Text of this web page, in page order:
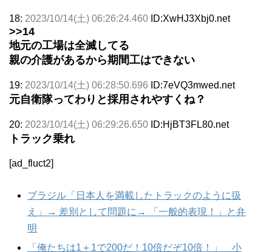
18: 2023/10/14(土) 06:26:24.460 ID:XwHJ3Xbj0.net
>>14
地元の工場は全滅してる
親の介護があるから期間工はできない
19: 2023/10/14(土) 06:28:50.696 ID:7eVQ3mwed.net
元自衛隊ってわりと採用されやすくね？
20: 2023/10/14(土) 06:29:26.650 ID:HjBT3FL80.net
トラック乗れ
[ad_fluct2]
ブラジル「日本人を満載したトラックのように扱
え」→ 差別として問題に→ 「一般的表現！」と弁
明
「俺たちは1＋1で200だ！10倍だぞ10倍！」 小